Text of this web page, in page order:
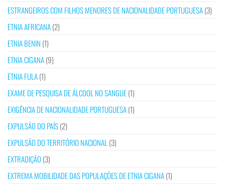
ESTRANGEIROS COM FILHOS MENORES DE NACIONALIDADE PORTUGUESA(3)
ETNIA AFRICANA(2)
ETNIA BENIN (1)
ETNIA CIGANA(9)
ETNIA FULA(1)
EXAME DE PESQUISA DE ÁLCOOL NO SANGUE(1)
EXIGÊNCIA DE NACIONALIDADE PORTUGUESA(1)
EXPULSÃO DO PAÍS(2)
EXPULSÃO DO TERRITÓRIO NACIONAL (3)
EXTRADIÇÃO (3)
EXTREMA MOBILIDADE DAS POPULAÇÕES DE ETNIA CIGANA(1)